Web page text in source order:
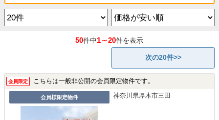
50件中1～20件を表示
次の20件>>
会員限定 こちらは一般非公開の会員限定物件です。
会員様限定物件 神奈川県厚木市三田